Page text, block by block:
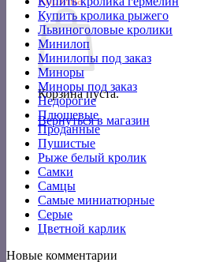
Корзина пуста.
Вернуться в магазин
Купить кролика рыжего
Львиноголовые кролики
Минилоп
Минилопы под заказ
Миноры
Миноры под заказ
Недорогие
Плюшевые
Проданные
Пушистые
Рыже белый кролик
Самки
Самцы
Самые миниатюрные
Серые
Цветной карлик
Новые комментарии